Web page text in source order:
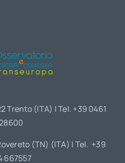
Trento (ITA) | Tel. +39 0461
(TN) (ITA) | Tel. +39
667557